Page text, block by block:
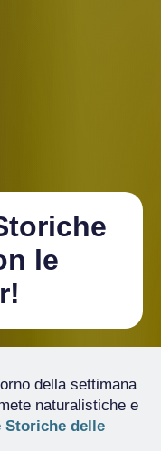
le
della settimana
naturalistiche e
Storiche delle